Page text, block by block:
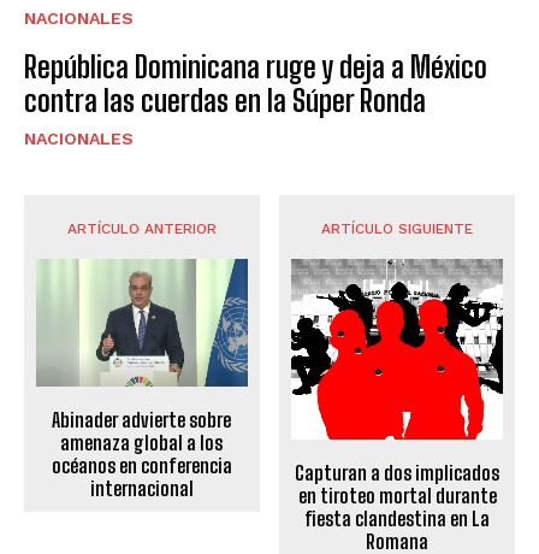
NACIONALES
República Dominicana ruge y deja a México
contra las cuerdas en la Súper Ronda
NACIONALES
ARTÍCULO ANTERIOR
Abinader advierte sobre
amenaza global a los
océanos en conferencia
internacional
ARTÍCULO SIGUIENTE
Capturan a dos implicados
en tiroteo mortal durante
fiesta clandestina en La
Romana